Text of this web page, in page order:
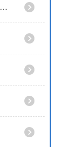
抗生素截止阀，卫生无菌三通抗生素截止阀